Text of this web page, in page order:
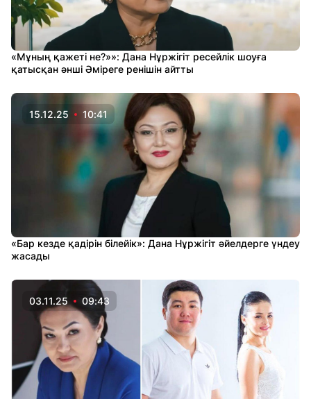
«Мұның қажеті не?»»: Дана Нұржігіт ресейлік шоуға
қатысқан әнші Әміреге ренішін айтты
15.12.25 10:41
«Бар кезде қадірін білейік»: Дана Нұржігіт әйелдерге үндеу
жасады
03.11.25 09:43